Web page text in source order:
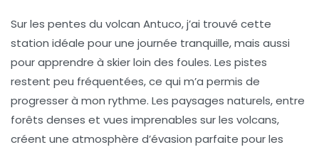
Sur les pentes du volcan Antuco, j’ai trouvé cette
station idéale pour une journée tranquille, mais aussi
pour apprendre à skier loin des foules. Les pistes
restent peu fréquentées, ce qui m’a permis de
progresser à mon rythme. Les paysages naturels, entre
forêts denses et vues imprenables sur les volcans,
créent une atmosphère d’évasion parfaite pour les